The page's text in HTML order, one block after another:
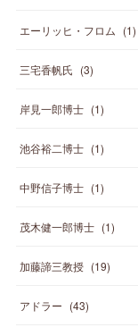
エーリッヒ・フロム (1)
三宅香帆氏 (3)
岸見一郎博士 (1)
池谷裕二博士 (1)
中野信子博士 (1)
茂木健一郎博士 (1)
加藤諦三教授 (19)
アドラー (43)